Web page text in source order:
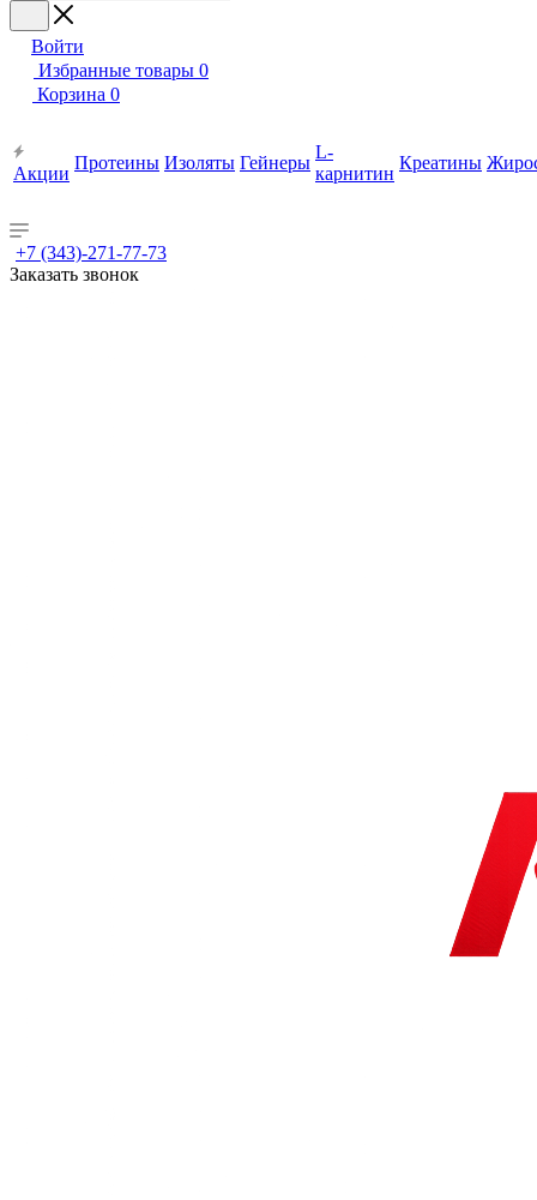
Войти
Избранные товары 0
Корзина 0
Акции
Протеины Изоляты Гейнеры
L-
карнитин
Креатины
+7 (343)-271-77-73
Заказать звонок